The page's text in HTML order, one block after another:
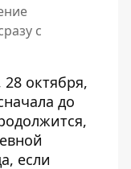
с
октября,
до
если